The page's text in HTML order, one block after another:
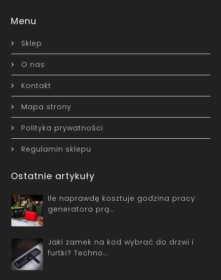
Menu
Sklep
O nas
Kontakt
Mapa strony
Polityka prywatności
Regulamin sklepu
Ostatnie artykuły
Ile naprawdę kosztuje godzina pracy
generatora prą…
Jaki zamek na kod wybrać do drzwi i
furtki? Techno…